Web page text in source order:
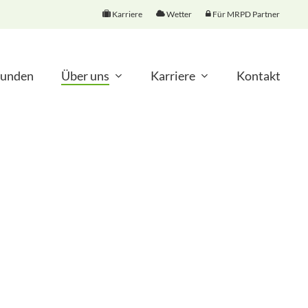
Karriere Wetter Für MRPD Partner
Über uns Karriere Kontakt